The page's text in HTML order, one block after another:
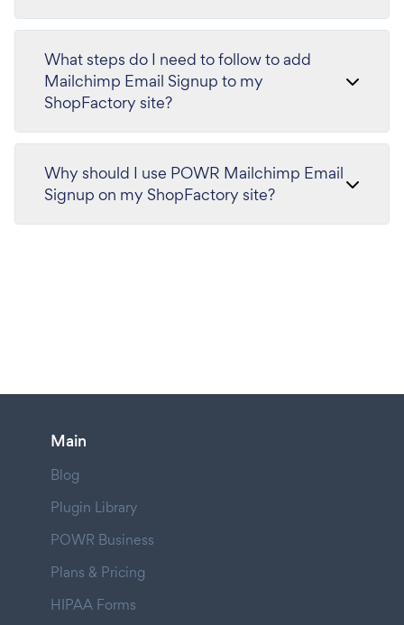
What steps do I need to follow to add
Mailchimp Email Signup to my
ShopFactory site?
Why should I use POWR Mailchimp Email
Signup on my ShopFactory site?
Main
Blog
Plugin Library
POWR Business
Plans & Pricing
HIPAA Forms